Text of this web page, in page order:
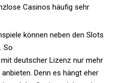
Casinos häufig sehr
können neben den Slots
So
deutscher Lizenz nur mehr
Denn es hängt eher